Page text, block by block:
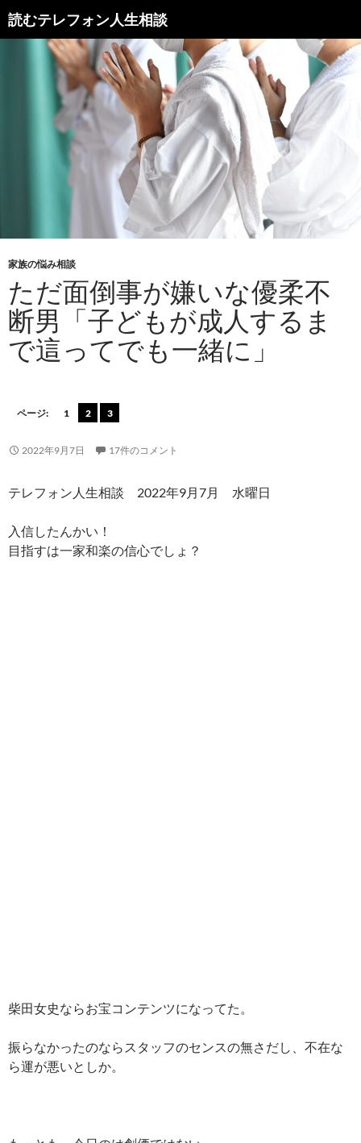
読むテレフォン人生相談
家族の悩み相談
ただ面倒事が嫌いな優柔不
断男「子どもが成人するま
で這ってでも一緒に」
ページ: 1 2 3
2022年9月7日 17件のコメント
テレフォン人生相談 2022年9月7月 水曜日
入信したんかい！
目指すは一家和楽の信心でしょ？
柴田女史ならお宝コンテンツになってた。
振らなかったのならスタッフのセンスの無さだし、不在な
ら運が悪いとしか。